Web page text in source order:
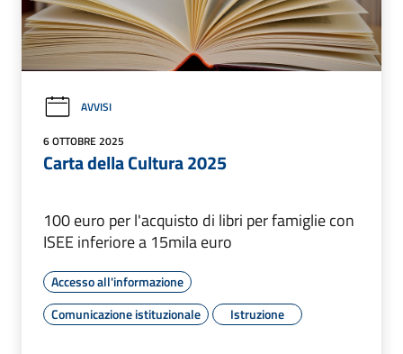
AVVISI
6 OTTOBRE 2025
Carta della Cultura 2025
100 euro per l'acquisto di libri per famiglie con
ISEE inferiore a 15mila euro
Accesso all'informazione
Comunicazione istituzionale
Istruzione